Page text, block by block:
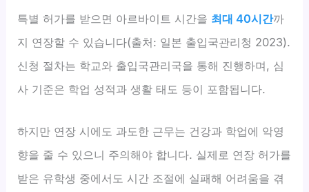
특별 허가를 받으면 아르바이트 시간을 최대 40시간까
지 연장할 수 있습니다(출처: 일본 출입국관리청 2023).
신청 절차는 학교와 출입국관리국을 통해 진행하며, 심
사 기준은 학업 성적과 생활 태도 등이 포함됩니다.
하지만 연장 시에도 과도한 근무는 건강과 학업에 악영
향을 줄 수 있으니 주의해야 합니다. 실제로 연장 허가를
받은 유학생 중에서도 시간 조절에 실패해 어려움을 겪